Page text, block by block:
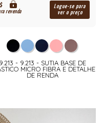
revenda
Logue-se para
ver o preço
9.213 - 9.213 - SUTIA BASE DE
MICRO FIBRA E DETALHE
DE RENDA